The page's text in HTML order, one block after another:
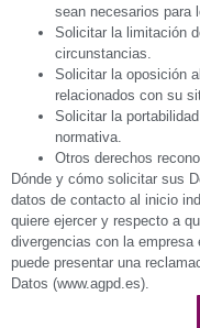
sean necesarios para
Solicitar la limitación
circunstancias.
Solicitar la oposición
relacionados con su
Solicitar la
normativa.
Otros derechos
Dónde y cómo solicitar sus
datos de contacto al inicio
quiere ejercer y respecto a
divergencias con la empresa
puede presentar una
Datos (www.agpd.es).